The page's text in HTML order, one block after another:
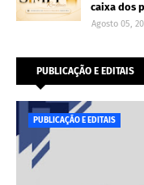
caixa dos
Agosto 05,
PUBLICAÇÃO E EDITAIS
PUBLICAÇÃO E EDITAIS